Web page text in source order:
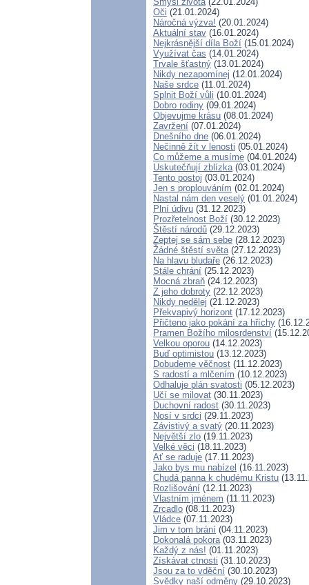
Oči (21.01.2024)
Náročná výzva! (20.01.2024)
Aktuální stav (16.01.2024)
Nejkrásnější díla Boží (15.01.2024)
Využívat čas (14.01.2024)
Trvale šťastný (13.01.2024)
Nikdy nezapomínej (12.01.2024)
Naše srdce (11.01.2024)
Splnit Boží vůli (10.01.2024)
Dobro rodiny (09.01.2024)
Objevujme krásu (08.01.2024)
Zavržení (07.01.2024)
Dnešního dne (06.01.2024)
Nečinně žít v lenosti (05.01.2024)
Co můžeme a musíme (04.01.2024)
Uskutečňují zblízka(03.01.2024)
Tento postoj (03.01.2024)
Jen s proplouváním (02.01.2024)
Nastal nám den veselý (01.01.2024)
Plní údivu (31.12.2023)
Prozřetelnost Boží (30.12.2023)
Štěstí národů (29.12.2023)
Zeptej se sám sebe (28.12.2023)
Žádné štěstí světa(27.12.2023)
Na hlavu bludaře (26.12.2023)
Stále chrání (25.12.2023)
Mocná zbraň (24.12.2023)
Z jeho dobroty (22.12.2023)
Nikdy nedělej (21.12.2023)
Překvapivý horizont (17.12.2023)
Přičteno jako pokání za hříchy
Pramen Božího milosrdenství
Velkou oporou (14.12.2023)
Buď optimistou (13.12.2023)
Dobudeme věčnost (11.12.2023)
S radostí a mlčením (10.12.2023)
Odhaluje plán svatosti (05.12.2023)
Učí se milovat (30.11.2023)
Duchovní radost (30.11.2023)
Nosí v srdci (29.11.2023)
Závistivý a svatý (20.11.2023)
Největší zlo (19.11.2023)
Velké věci (18.11.2023)
Ať se raduje (17.11.2023)
Jako bys mu nabízel (16.11.2023)
Chudá panna k chudému Kristu
Rozlišování (12.11.2023)
Vlastním jménem (11.11.2023)
Zrcadlo (08.11.2023)
Vládce (07.11.2023)
Jim v tom brání (04.11.2023)
Dokonalá pokora(03.11.2023)
Každý z nás! (01.11.2023)
Získávat ctnosti (31.10.2023)
Jsou za to vděční (30.10.2023)
Svědky naší odměny (29.10.2023)